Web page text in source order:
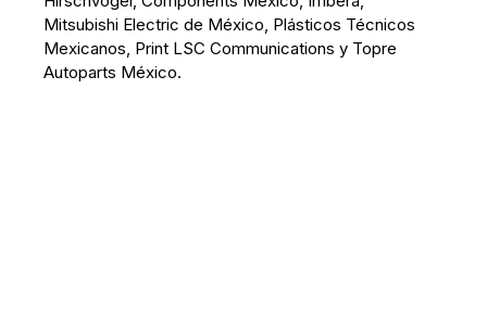
Mitsubishi Electric de México, Plásticos Técnicos
Mexicanos, Print LSC Communications y Topre
Autoparts México.